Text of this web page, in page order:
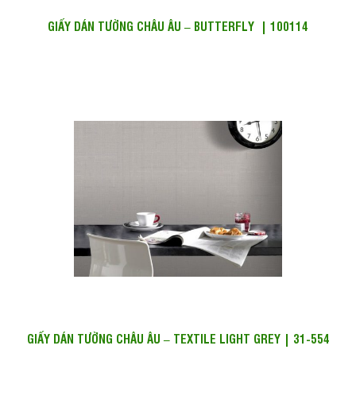
GIẤY DÁN TƯỜNG CHÂU ÂU – BUTTERFLY | 100114
GIẤY DÁN TƯỜNG CHÂU ÂU – TEXTILE LIGHT GREY | 31-554